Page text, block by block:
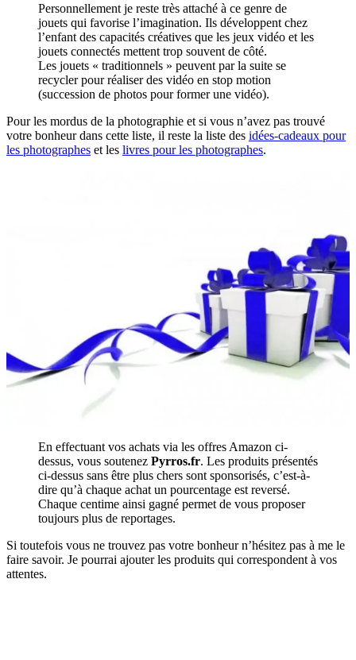
Personnellement je reste très attaché à ce genre de
jouets qui favorise l’imagination. Ils développent chez
l’enfant des capacités créatives que les jeux vidéo et les
jouets connectés mettent trop souvent de côté.
Les jouets « traditionnels » peuvent par la suite se
recycler pour réaliser des vidéo en stop motion
(succession de photos pour former une vidéo).
Pour les mordus de la photographie et si vous n’avez pas trouvé
votre bonheur dans cette liste, il reste la liste des idées-cadeaux pour
les photographes et les livres pour les photographes.
En effectuant vos achats via les offres Amazon ci-
dessus, vous soutenez Pyrros.fr. Les produits présentés
ci-dessus sans être plus chers sont sponsorisés, c’est-à-
dire qu’à chaque achat un pourcentage est reversé.
Chaque centime ainsi gagné permet de vous proposer
toujours plus de reportages.
Si toutefois vous ne trouvez pas votre bonheur n’hésitez pas à me le
faire savoir. Je pourrai ajouter les produits qui correspondent à vos
attentes.